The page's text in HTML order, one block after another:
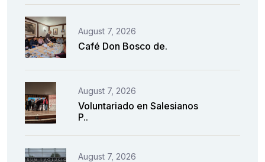
August 7, 2026
Café Don Bosco de.
August 7, 2026
Voluntariado en Salesianos
P..
August 7, 2026